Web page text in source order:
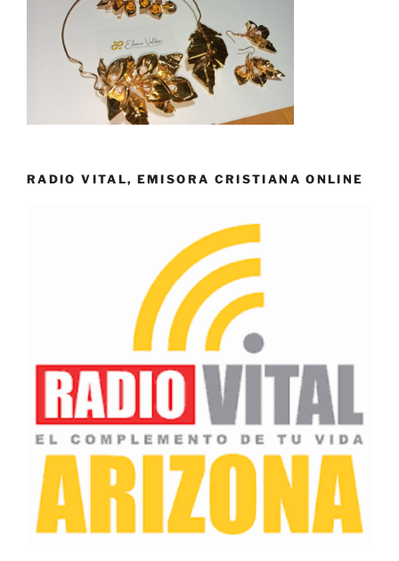
RADIO VITAL, EMISORA CRISTIANA ONLINE